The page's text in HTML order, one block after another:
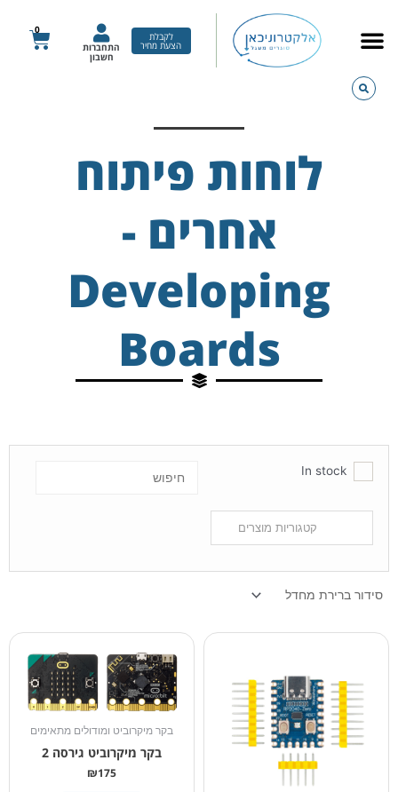
לקבלת
הצעת מחיר התחברות
חשבון
0
עגלת
לוחות פיתוח
אחרים -
Developing
Boards
In stock
בקר מיקרוביט ומודולים מתאימים
בקר מיקרוביט גירסה 2
₪175